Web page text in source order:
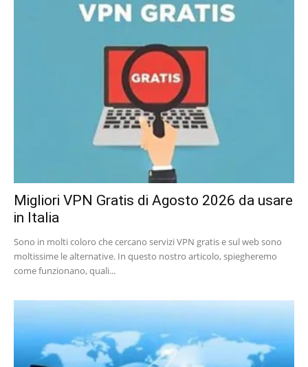
Migliori VPN Gratis di Agosto 2026 da usare
in Italia
Sono in molti coloro che cercano servizi VPN gratis e sul web sono
moltissime le alternative. In questo nostro articolo, spiegheremo
come funzionano, quali...